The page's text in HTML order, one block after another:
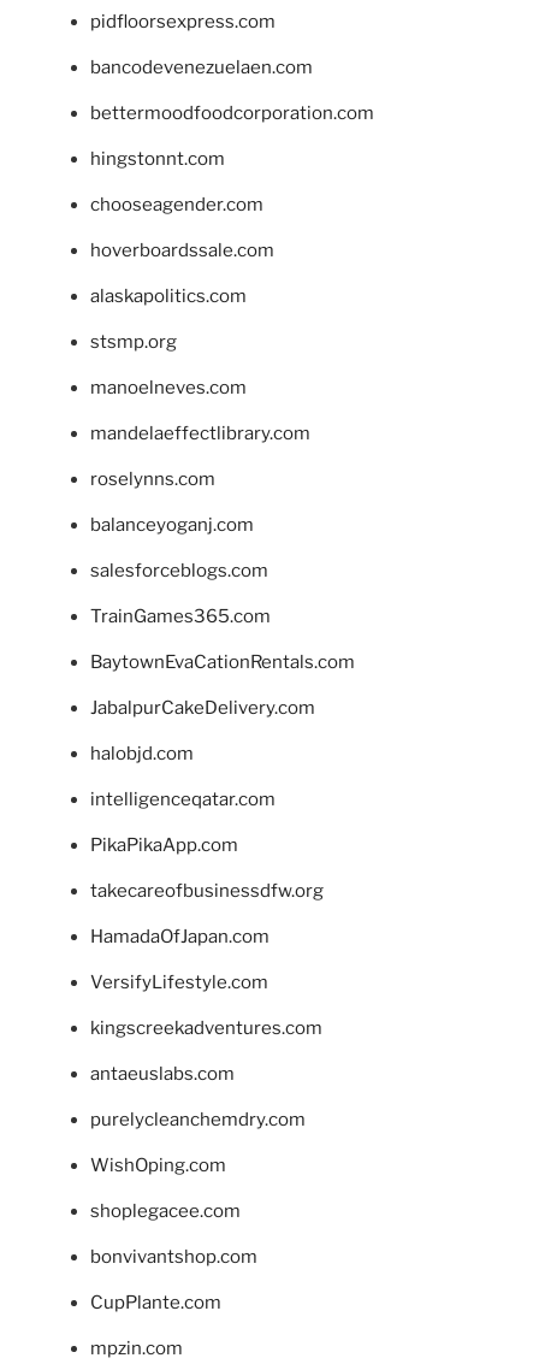
pidfloorsexpress.com
bancodevenezuelaen.com
bettermoodfoodcorporation.com
hingstonnt.com
chooseagender.com
hoverboardssale.com
alaskapolitics.com
stsmp.org
manoelneves.com
mandelaeffectlibrary.com
roselynns.com
balanceyoganj.com
salesforceblogs.com
TrainGames365.com
BaytownEvaCationRentals.com
JabalpurCakeDelivery.com
halobjd.com
intelligenceqatar.com
PikaPikaApp.com
takecareofbusinessdfw.org
HamadaOfJapan.com
VersifyLifestyle.com
kingscreekadventures.com
antaeuslabs.com
purelycleanchemdry.com
WishOping.com
shoplegacee.com
bonvivantshop.com
CupPlante.com
mpzin.com